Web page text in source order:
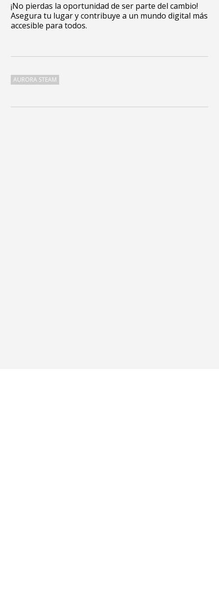
¡No pierdas la oportunidad de ser parte del cambio!
Asegura tu lugar y contribuye a un mundo digital más
accesible para todos.
AURORA STEAM